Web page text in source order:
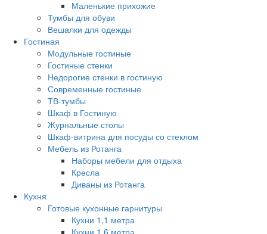
Маленькие прихожие
Тумбы для обуви
Вешалки для одежды
Гостиная
Модульные гостиные
Гостиные стенки
Недорогие стенки в гостиную
Современные гостиные
ТВ-тумбы
Шкаф в Гостиную
Журнальные столы
Шкаф-витрина для посуды со стеклом
Мебель из Ротанга
Наборы мебели для отдыха
Кресла
Диваны из Ротанга
Кухня
Готовые кухонные гарнитуры
Кухни 1,1 метра
Кухни 1,6 метра